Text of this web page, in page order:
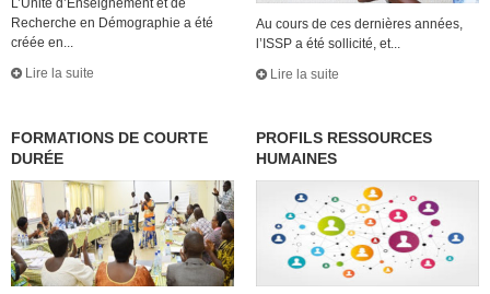
L’Unité d’Enseignement et de
Recherche en Démographie a été
créée en...
Lire la suite
Au cours de ces dernières années,
l’ISSP a été sollicité, et...
Lire la suite
FORMATIONS DE COURTE
DURÉE
PROFILS RESSOURCES
HUMAINES